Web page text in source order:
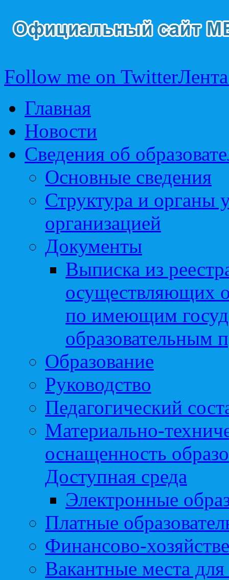
Follow me on Twitter
Главная
Новости
Сведения об
Основные сведения
Структура и органы
организацией
Документы
Выписка из
осуществляющих
по имеющим
образовательным
Образование
Руководство
Педагогический
Материально-
оснащенность
Доступная среда
Электронные
Платные
Финансово-
Вакантные места